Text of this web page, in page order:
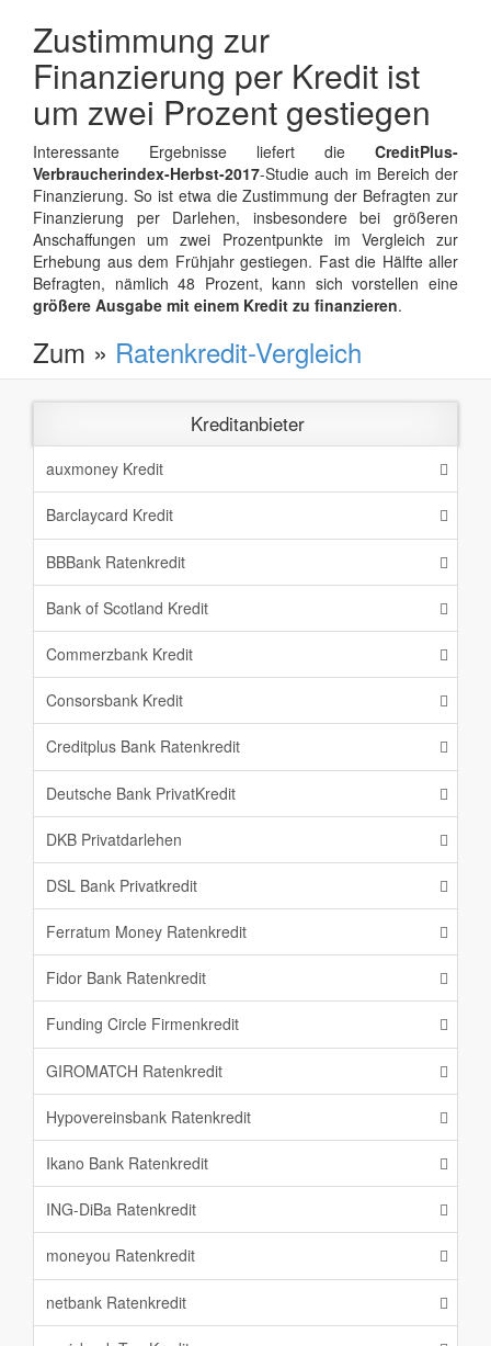
Zustimmung zur
Finanzierung per Kredit ist
um zwei Prozent gestiegen
Interessante Ergebnisse liefert die CreditPlus-
Verbraucherindex-Herbst-2017-Studie auch im Bereich der
Finanzierung. So ist etwa die Zustimmung der Befragten zur
Finanzierung per Darlehen, insbesondere bei größeren
Anschaffungen um zwei Prozentpunkte im Vergleich zur
Erhebung aus dem Frühjahr gestiegen. Fast die Hälfte aller
Befragten, nämlich 48 Prozent, kann sich vorstellen eine
größere Ausgabe mit einem Kredit zu finanzieren.
Zum » Ratenkredit-Vergleich
Kreditanbieter
auxmoney Kredit
Barclaycard Kredit
BBBank Ratenkredit
Bank of Scotland Kredit
Commerzbank Kredit
Consorsbank Kredit
Creditplus Bank Ratenkredit
Deutsche Bank PrivatKredit
DKB Privatdarlehen
DSL Bank Privatkredit
Ferratum Money Ratenkredit
Fidor Bank Ratenkredit
Funding Circle Firmenkredit
GIROMATCH Ratenkredit
Hypovereinsbank Ratenkredit
Ikano Bank Ratenkredit
ING-DiBa Ratenkredit
moneyou Ratenkredit
netbank Ratenkredit